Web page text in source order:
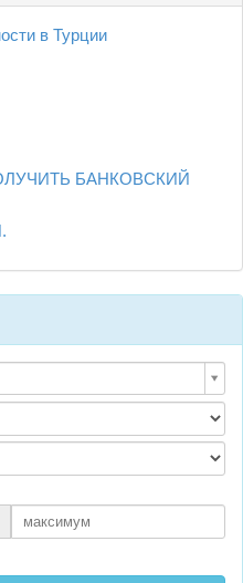
в Турции
БАНКОВСКИЙ